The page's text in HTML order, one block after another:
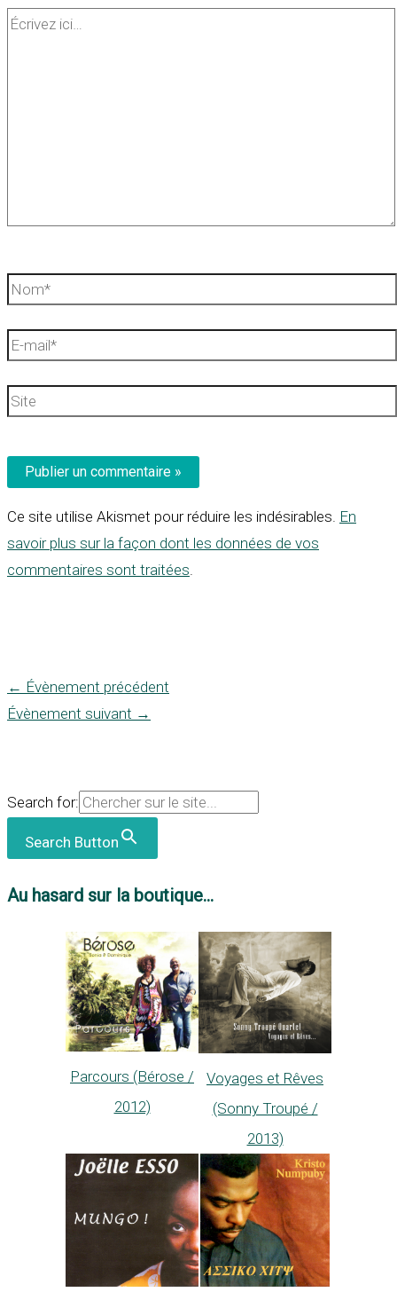
Écrivez
Nom*
E-
Site
Ce site utilise Akismet pour réduire les indésirables. En
savoir plus sur la façon dont les données de vos
commentaires sont traitées
← Évènement précédent
Évènement suivant →
Search for:
Search Button
Au hasard sur la boutique...
Parcours (Bérose /
2012)
Voyages et Rêves
(Sonny Troupé /
2013)